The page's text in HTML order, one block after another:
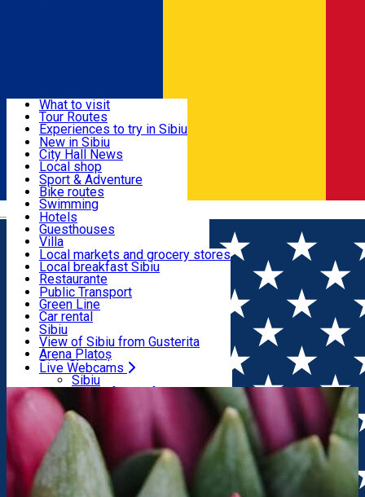
Română
Useful info
Activities & Adventure
Accommodation
Food, Drinks & Nightlife
Transport & Parking
Live Webcams
What to visit
Tour Routes
Experiences to try in Sibiu
Podcast
Culture
Museums
Churches
Parks, Zoo
County of Sibiu
New in Sibiu
City Hall News
Local shop
Sibiu artisans
Sibiul Verde
Public services
Education
How do I get to Sibiu
Tourist Info
Tour Guides
Guided tours
Publicații locale
Beauty salons
Sport & Adventure
Bike routes
Swimming
Riding
Indoor activities
Loc de joacă indoor
Loc de joacă outdoor
Ski
Ice skating
Yoga
Hotels
Guesthouses
Villa
Hostels
Motel
Camping
Renting rooms
Rooms for rent
Accommodation outside Sibiu
Local markets and grocery stores
Local breakfast Sibiu
Restaurante
Pizza
Fast Food
Coffee
Sweets
Pub, Bar
Night clubs
Bakeries
Public Transport
Green Line
Car rental
Rent a bike
Scooter rentals
Taxi
Ride Sharing
Parking tickets
Parking places
Electric vehicle charging points
Sibiu
View of Sibiu from Gusterita
Arena Platoș
Live Webcams
Sibiu
View of Sibiu from Gusterita
Home Flower shop